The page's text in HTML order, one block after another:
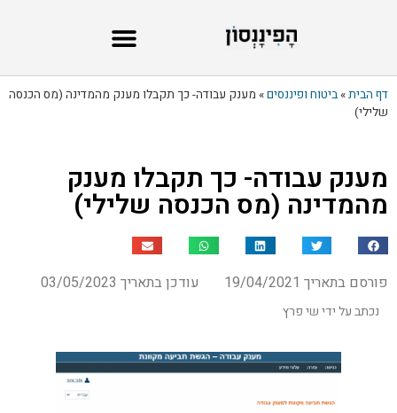
דף הבית»ביטוח ופיננסים» מענק עבודה- כך תקבלו מענק מהמדינה (מס הכנסה
שלילי)
מענק עבודה- כך תקבלו מענק
מהמדינה (מס הכנסה שלילי)
פורסם בתאריך 19/04/2021 עודכן בתאריך 03/05/2023
נכתב על ידי שי פרץ